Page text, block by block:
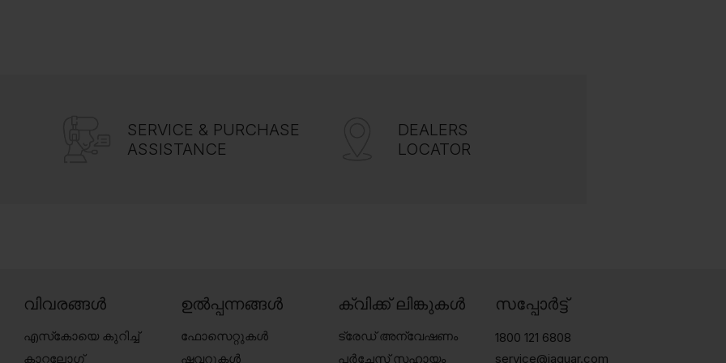
SERVICE & PURCHASE
ASSISTANCE
DEALERS
LOCATOR
വിവരങ്ങൾ
എസ്‍കോയെ കുറിച്ച്
കാറ്റലോഗ്
ഉൽപ്പന്നങ്ങൾ
ഫോസെറ്റുകൾ
ഷവറുകൾ
ക്വിക്ക് ലിങ്കുകൾ
ട്രേഡ് അന്വേഷണം
പർച്ചേസ് സഹായം
സപ്പോർട്ട്
1800 121 6808
service@jaquar.com